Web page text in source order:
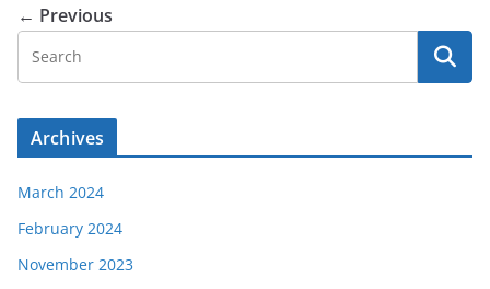
← Previous
Archives
March 2024
February 2024
November 2023